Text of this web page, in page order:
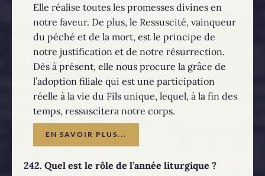
Elle réalise toutes les promesses divines en
notre faveur. De plus, le Ressuscité, vainqueur
du péché et de la mort, est le principe de
notre justification et de notre résurrection.
Dès à présent, elle nous procure la grâce de
l’adoption filiale qui est une participation
réelle à la vie du Fils unique, lequel, à la fin des
temps, ressuscitera notre corps.
EN SAVOIR PLUS...
242. Quel est le rôle de l’année liturgique ?